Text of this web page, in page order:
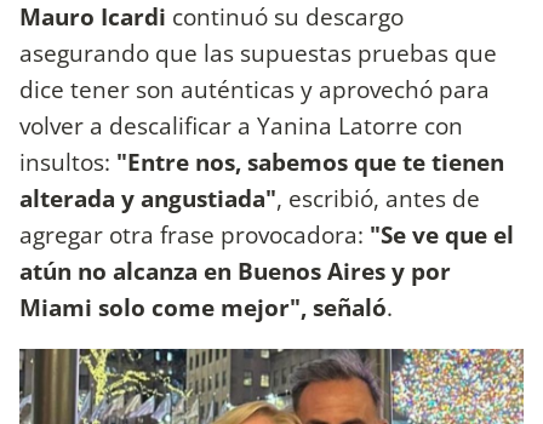
Mauro Icardi continuó su descargo
asegurando que las supuestas pruebas que
dice tener son auténticas y aprovechó para
volver a descalificar a Yanina Latorre con
insultos: "Entre nos, sabemos que te tienen
alterada y angustiada", escribió, antes de
agregar otra frase provocadora: "Se ve que el
atún no alcanza en Buenos Aires y por
Miami solo come mejor", señaló.